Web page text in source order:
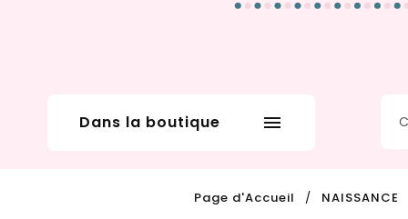
Dans la boutique 
Page d'Accueil NAISSANCE